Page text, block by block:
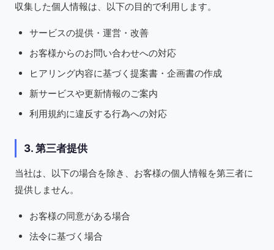
収集した個人情報は、以下の目的で利用します。
サービスの提供・運営・改善
お客様からのお問い合わせへの対応
ヒアリング内容に基づく提案書・企画書の作成
新サービスや更新情報のご案内
利用規約に違反する行為への対応
3. 第三者提供
当社は、以下の場合を除き、お客様の個人情報を第三者に
提供しません。
お客様の同意がある場合
法令に基づく場合